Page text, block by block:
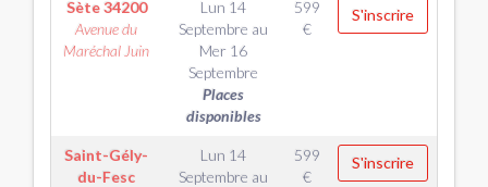
Sète34200
Avenue du
Maréchal Juin
Lun 14
Septembre au
Mer 16
Septembre
Places
disponibles
599
€
S'inscrire
Saint-Gély-
du-Fesc
Lun 14
Septembre au
599
€
S'inscrire